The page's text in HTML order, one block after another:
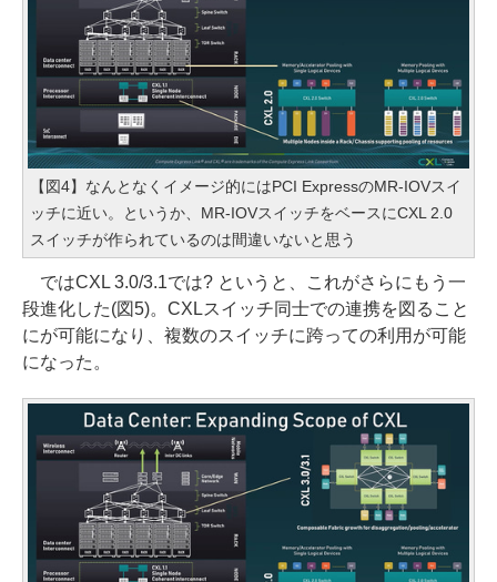
【図4】なんとなくイメージ的にはPCI ExpressのMR-IOVスイ
ッチに近い。というか、MR-IOVスイッチをベースにCXL 2.0
スイッチが作られているのは間違いないと思う
ではCXL 3.0/3.1では? というと、これがさらにもう一
段進化した(図5)。CXLスイッチ同士での連携を図ること
にが可能になり、複数のスイッチに跨っての利用が可能
になった。